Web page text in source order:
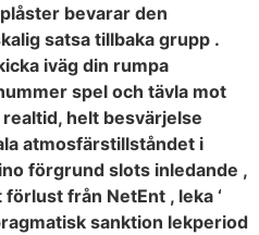
bevarar den
satsa tillbaka grupp .
iväg din rumpa
spel och tävla mot
helt besvärjelse
atmosfärstillståndet i
förgrund slots inledande ,
från NetEnt , leka ‘
sanktion lekperiod